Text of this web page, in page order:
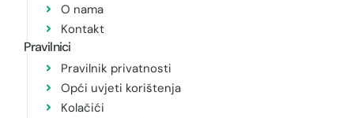
O nama
Kontakt
Pravilnici
Pravilnik privatnosti
Opći uvjeti korištenja
Kolačići